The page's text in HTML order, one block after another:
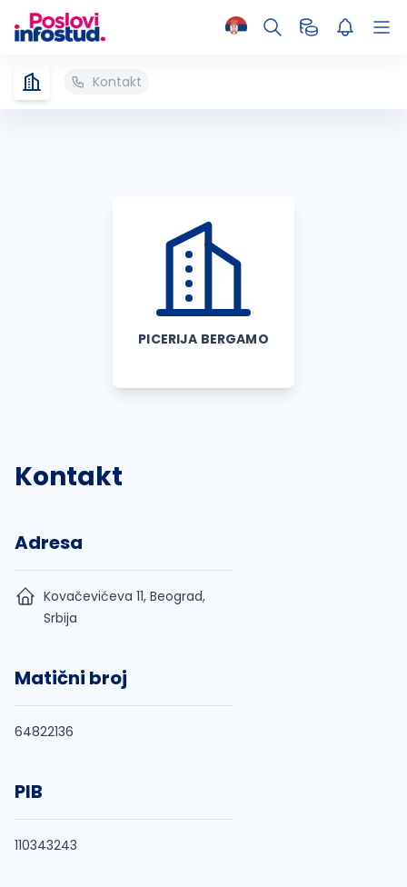
Kontakt
PICERIJA BERGAMO
Kontakt
Adresa
Kovačevićeva 11, Beograd,
Srbija
Matični broj
64822136
PIB
110343243